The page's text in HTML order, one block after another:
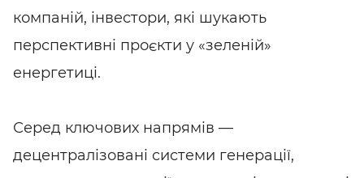
компаній, інвестори, які шукають
перспективні проєкти у «зеленій»
енергетиці.
Серед ключових напрямів —
децентралізовані системи генерації,